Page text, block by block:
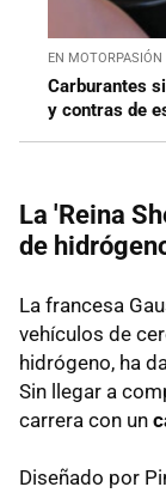
EN MOTORPASIÓN
Carburantes
y contras de
La 'Reina
de
La francesa
vehículos de
hidrógeno, ha
Sin llegar a
carrera con un
Diseñado por